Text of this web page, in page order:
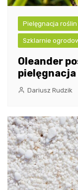
Pielęgnacja roślin
Szklarnie
Oleander
Dariusz Rudzik